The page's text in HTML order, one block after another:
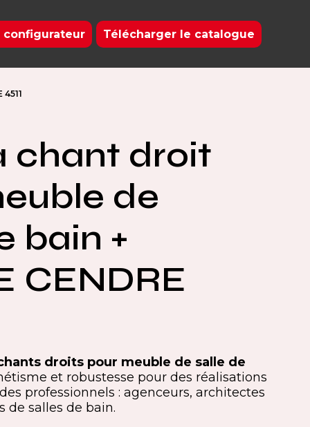
configurateur Télécharger le catalogue
chant droit
de
bain +
CENDRE
droits pour meuble de salle de
et robustesse pour des réalisations
professionnels : agenceurs, architectes
de salles de bain.